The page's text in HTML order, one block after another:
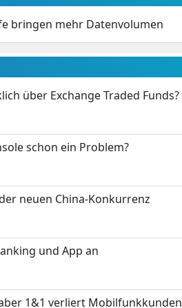
bringen mehr Datenvolumen
über Exchange Traded Funds?
schon ein Problem?
neuen China-Konkurrenz
und App an
1&1 verliert Mobilfunkkunden